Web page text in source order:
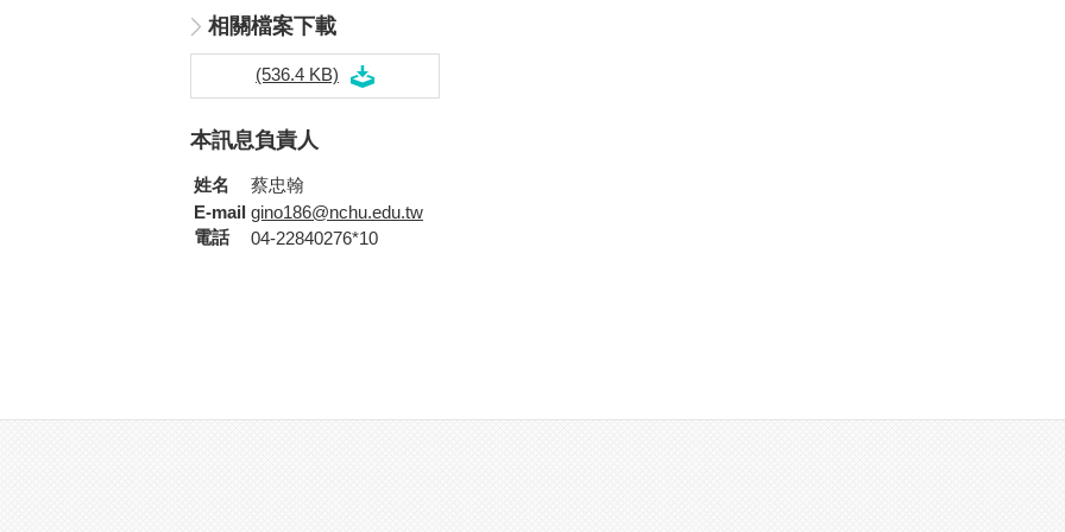
相關檔案下載
(536.4 KB)
本訊息負責人
姓名
蔡忠翰
E-mail gino186@nchu.edu.tw
電話
04-22840276*10